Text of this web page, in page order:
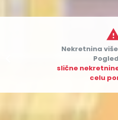
Nekretnina
slične
celu